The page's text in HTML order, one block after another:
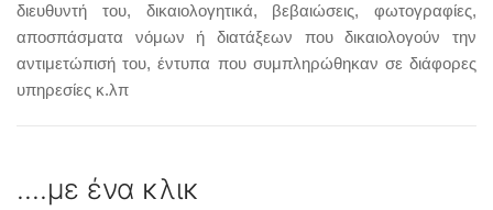
διευθυντή του, δικαιολογητικά, βεβαιώσεις, φωτογραφίες,
αποσπάσματα νόμων ή διατάξεων που δικαιολογούν την
αντιμετώπισή του, έντυπα που συμπληρώθηκαν σε διάφορες
υπηρεσίες κ.λπ
....με ένα κλικ